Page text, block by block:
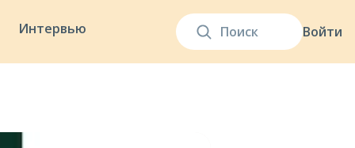
Войти
Интервью